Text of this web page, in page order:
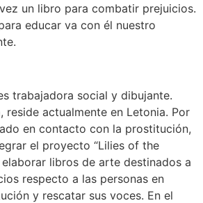
un libro para combatir prejuicios.
educar va con él nuestro
trabajadora social y dibujante.
reside actualmente en Letonia. Por
en contacto con la prostitución,
el proyecto “Lilies of the
elaborar libros de arte destinados a
respecto a las personas en
y rescatar sus voces. En el